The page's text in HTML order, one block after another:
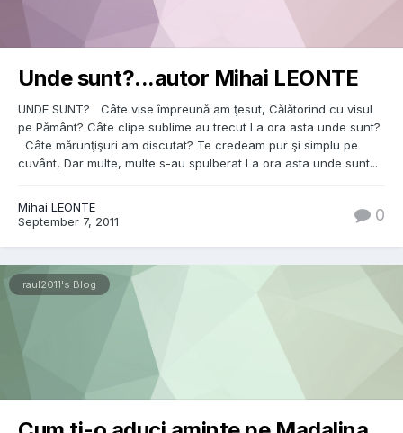
Unde sunt?...autor Mihai LEONTE
UNDE SUNT? Câte vise împreună am ţesut, Călătorind cu visul
pe Pământ? Câte clipe sublime au trecut La ora asta unde sunt?
Câte mărunţişuri am discutat? Te credeam pur şi simplu pe
cuvânt, Dar multe, multe s-au spulberat La ora asta unde sunt...
Mihai LEONTE
September 7, 2011
0
raul2011's Blog